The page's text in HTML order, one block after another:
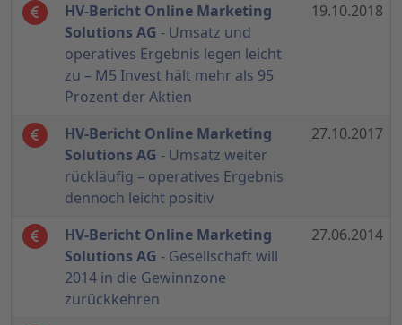
HV-Bericht Online Marketing
Solutions AG - Umsatz und
operatives Ergebnis legen leicht
zu – M5 Invest hält mehr als 95
Prozent der Aktien
19.10.2018
HV-Bericht Online Marketing
Solutions AG - Umsatz weiter
rückläufig – operatives Ergebnis
dennoch leicht positiv
27.10.2017
HV-Bericht Online Marketing
Solutions AG - Gesellschaft will
2014 in die Gewinnzone
zurückkehren
27.06.2014